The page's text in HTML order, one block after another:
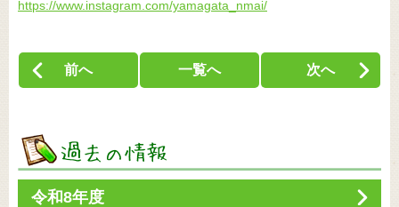
https://www.instagram.com/yamagata_nmai/
前へ 一覧へ 次へ
令和8年度